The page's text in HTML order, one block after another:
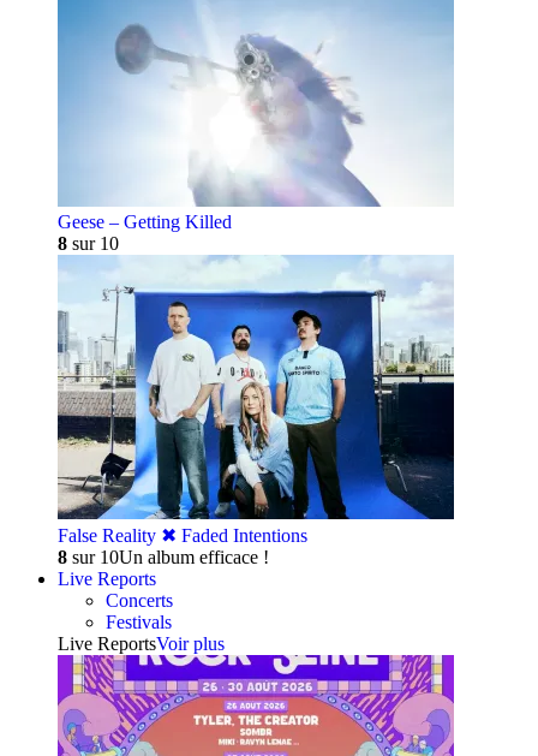
Geese – Getting Killed
8 sur 10
False Reality ✖︎ Faded Intentions
8 sur 10Un album efficace !
Live Reports
Concerts
Festivals
Live ReportsVoir plus